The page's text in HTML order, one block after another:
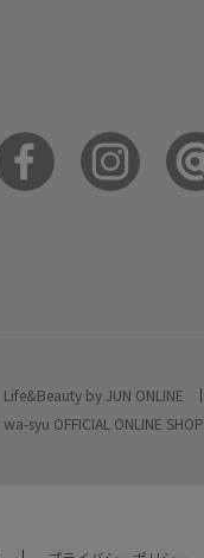
Life&Beauty by JUN ONLINE
wa-syu OFFICIAL ONLINE SHOP